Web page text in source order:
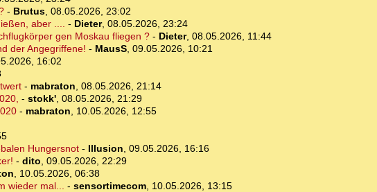
- Brutus, 08.05.2026, 23:02
aber .... - Dieter, 08.05.2026, 23:24
gen Moskau fliegen ?- Dieter, 08.05.2026, 11:44
der Angegriffene! - MausS, 09.05.2026, 10:21
16:02
- mabraton, 08.05.2026, 21:14
- stokk', 08.05.2026, 21:29
- mabraton, 10.05.2026, 12:55
Hungersnot- Illusion, 09.05.2026, 16:16
- dito, 09.05.2026, 22:29
, 10.05.2026, 06:38
wieder mal... - sensortimecom, 10.05.2026, 13:15